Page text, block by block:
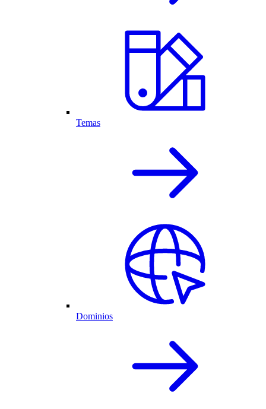
Temas
Dominios